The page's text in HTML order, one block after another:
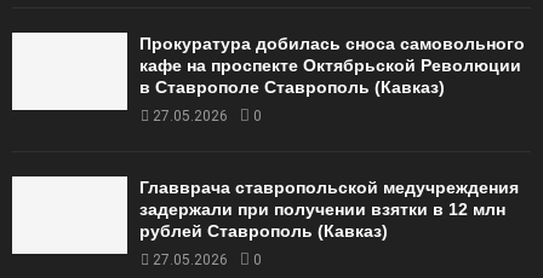
Прокуратура добилась сноса самовольного
кафе на проспекте Октябрьской Революции
в Ставрополе Ставрополь (Кавказ)
27.05.2026 0
Главврача ставропольской медучреждения
задержали при получении взятки в 12 млн
рублей Ставрополь (Кавказ)
27.05.2026 0